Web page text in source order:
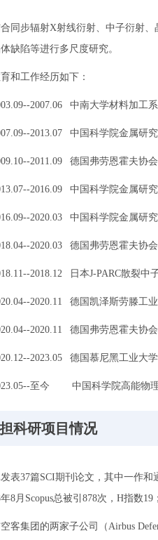
同步辐射X射线衍射、中子衍射
缺陷等进行多尺度研究。
和工作经历如下：
2007.06 中南大学材料加工
2013.07 中国科学院金属研
2011.09 德国弗劳恩霍夫协
2016.09 中国科学院金属研
2020.03 中国科学院金属研
2020.03 德国弗劳恩霍夫协
2018.12 日本J-PARC散裂中
2020.11 德国凯泽斯劳滕工
2020.11 德国弗劳恩霍夫协
2023.05 德国慕尼黑工业大
至今 中国科学院高能物理
科研项目情况
表37篇SCI期刊论文，其中一作和
年8月Scopus总被引878次，H指数
客集团的两家子公司（Airbus